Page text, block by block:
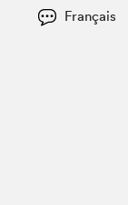
Français